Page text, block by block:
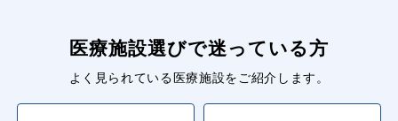
医療施設選びで迷っている方
よく見られている医療施設をご紹介します。